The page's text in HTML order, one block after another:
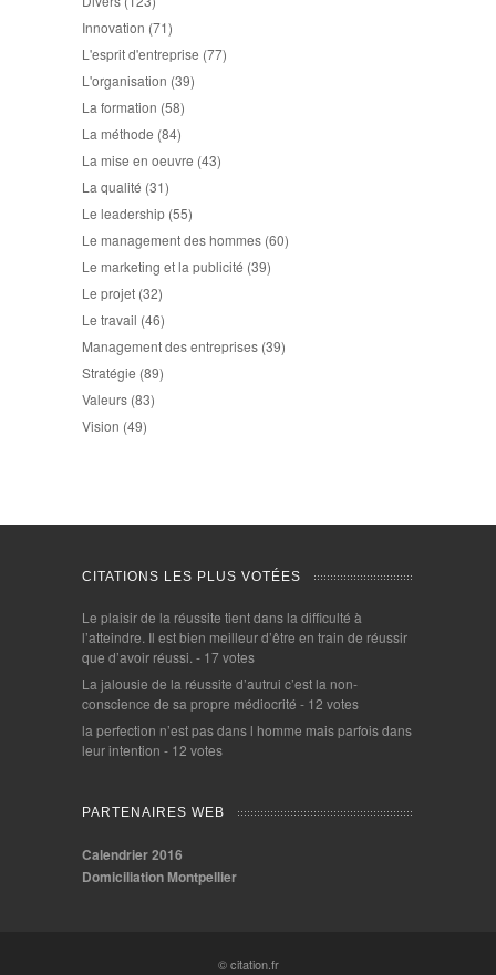
Innovation (71)
L'esprit d'entreprise (77)
L'organisation (39)
La formation (58)
La méthode (84)
La mise en oeuvre (43)
La qualité (31)
Le leadership (55)
Le management des hommes (60)
Le marketing et la publicité (39)
Le projet (32)
Le travail (46)
Management des entreprises (39)
Stratégie (89)
Valeurs (83)
Vision (49)
CITATIONS LES PLUS VOTÉES
Le plaisir de la réussite tient dans la difficulté à
l’atteindre. Il est bien meilleur d’être en train de réussir
que d’avoir réussi. - 17 votes
La jalousie de la réussite d’autrui c’est la non-
conscience de sa propre médiocrité - 12 votes
la perfection n’est pas dans l homme mais parfois dans
leur intention - 12 votes
PARTENAIRES WEB
Calendrier 2016
Domiciliation Montpellier
© citation.fr